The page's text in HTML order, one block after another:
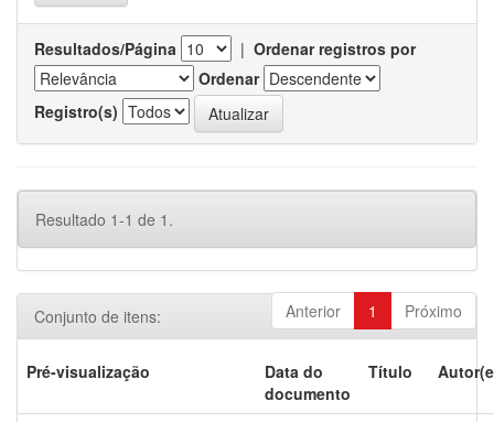
Resultados/Página | Ordenar registros por
Ordenar
Registro(s)
Resultado 1-1 de 1.
Anterior 1 Próximo
Conjunto de itens:
Pré-visualização
Data do
documento
Título